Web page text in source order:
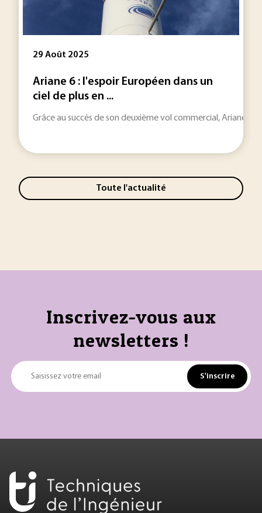
29 Août 2025
Ariane 6 : l'espoir Européen dans un
ciel de plus en ...
Grâce au succès de son deuxième vol commercial, Ariane
Toute l'actualité
Inscrivez-vous aux
newsletters !
Saisissez votre email S'inscrire